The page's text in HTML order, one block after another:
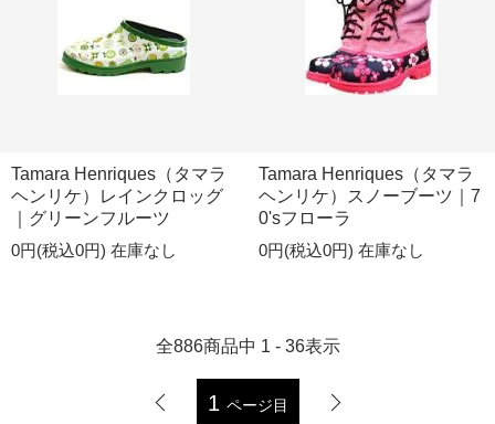
Tamara Henriques（タマラ
ヘンリケ）レインクロッグ
｜グリーンフルーツ
0円(税込0円) 在庫なし
Tamara Henriques（タマラ
ヘンリケ）スノーブーツ｜7
0'sフローラ
0円(税込0円) 在庫なし
全886商品中 1 - 36表示
1 ページ目